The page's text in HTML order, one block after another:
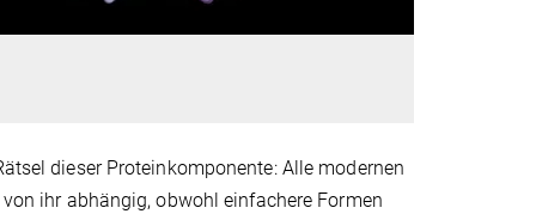
dieser Proteinkomponente: Alle modernen
ihr abhängig, obwohl einfachere Formen